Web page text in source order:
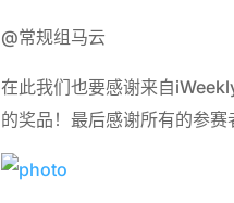
@常规组马云
在此我们也要感谢来自
的奖品！最后感谢所有的参赛